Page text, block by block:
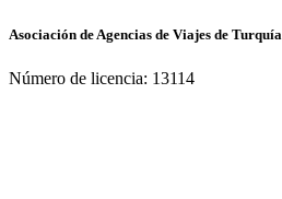
Asociación de Agencias de Viajes de Turquía
Número de licencia: 13114